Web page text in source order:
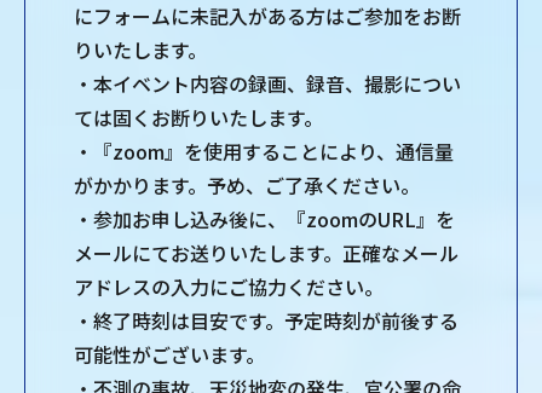
にフォームに未記入がある方はご参加をお断
りいたします。
・本イベント内容の録画、録音、撮影につい
ては固くお断りいたします。
・『zoom』を使用することにより、通信量
がかかります。予め、ご了承ください。
・参加お申し込み後に、『zoomのURL』を
メールにてお送りいたします。正確なメール
アドレスの入力にご協力ください。
・終了時刻は目安です。予定時刻が前後する
可能性がございます。